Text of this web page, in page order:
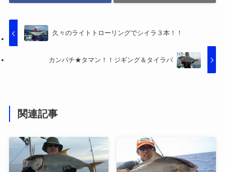
久々のライトトローリングでシイラ３本！！
カンパチ★タマン！！ジギング＆タイラバ
関連記事